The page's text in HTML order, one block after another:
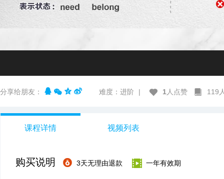
分享给朋友： 难度：进阶 | 1 人点赞 119
课程详情 视频列表
购买说明 3天无理由退款 一年有效期